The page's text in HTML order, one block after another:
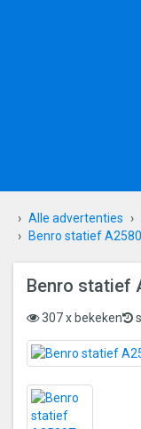
Alle advertenties
Benro statief
Benro statief
307 x bekeken